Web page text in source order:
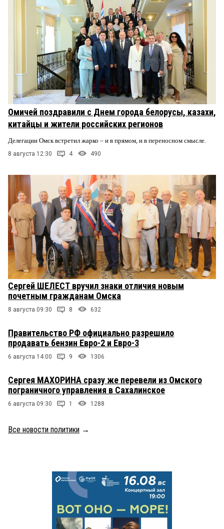
Омичей поздравили с Днем города белорусы, казахи,
китайцы и жители российских регионов
Делегации Омск встретил жарко – и в прямом, и в переносном смысле.
8 августа 12:30 4 490
Сергей ШЕЛЕСТ вручил знаки отличия новым
почетным гражданам Омска
8 августа 09:30 8 632
Правительство РФ официально разрешило
продавать бензин Евро-2 и Евро-3
6 августа 14:00 9 1306
Сергея МАХОРИНА сразу же перевели из Омского
пограничного управления в Сахалинское
6 августа 09:30 1 1288
Все новости политики →